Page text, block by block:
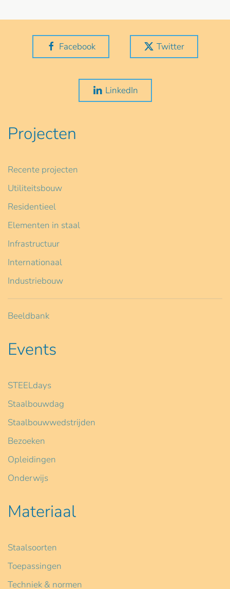
Facebook Twitter
LinkedIn
Projecten
Recente projecten
Utiliteitsbouw
Residentieel
Elementen in staal
Infrastructuur
Internationaal
Industriebouw
Beeldbank
Events
STEELdays
Staalbouwdag
Staalbouwwedstrijden
Bezoeken
Opleidingen
Onderwijs
Materiaal
Staalsoorten
Toepassingen
Techniek & normen